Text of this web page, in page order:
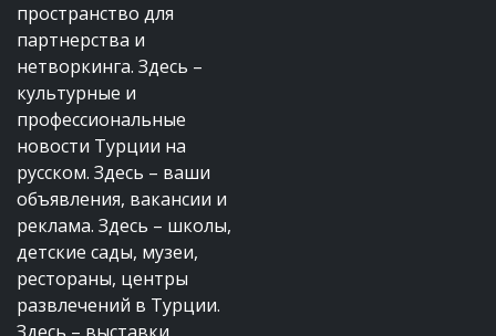
пространство для
партнерства и
нетворкинга. Здесь –
культурные и
профессиональные
новости Турции на
русском. Здесь – ваши
объявления, вакансии и
реклама. Здесь – школы,
детские сады, музеи,
рестораны, центры
развлечений в Турции.